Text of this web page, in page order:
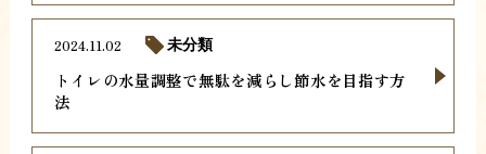
トイレの水量調整で無駄を減らし節水を目指す方
法
2024.11.02 未分類